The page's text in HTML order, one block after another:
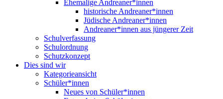
Ehemalige Andreaner*innen
historische Andreaner*innen
Jüdische Andreaner*innen
Andreaner*innen aus jüngerer Zeit
Schulverfassung
Schulordnung
Schutzkonzept
Dies sind wir
Kategorieansicht
Schüler*innen
Neues von Schüler*innen